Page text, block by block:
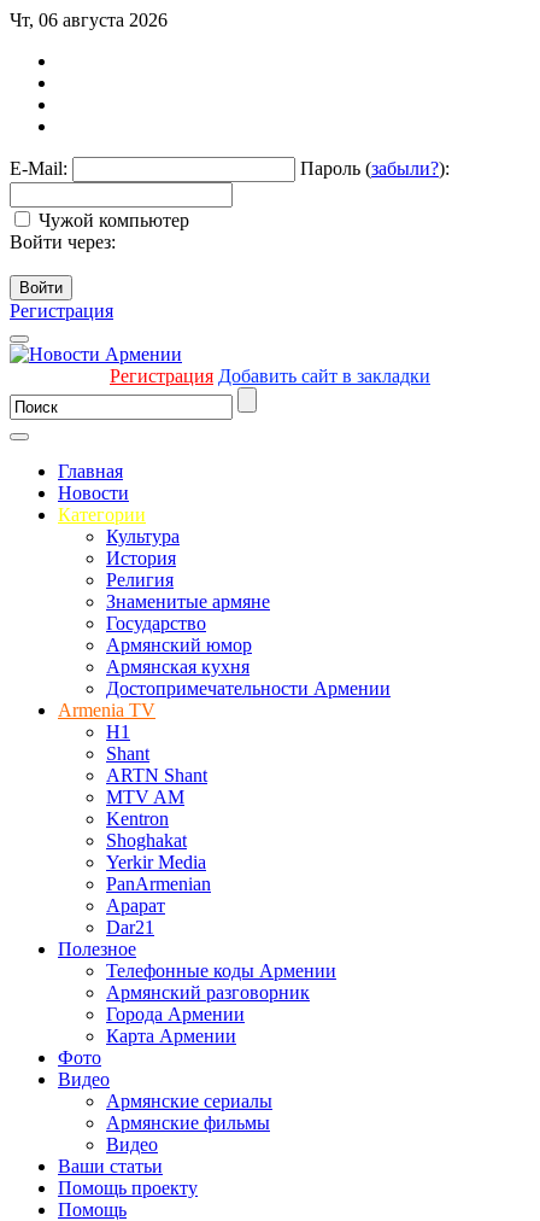
Чт, 06 августа 2026
E-Mail: Пароль (забыли?):
Чужой компьютер
Войти через:
Войти
Регистрация
Регистрация Добавить сайт в закладки
Главная
Новости
Категории
Культура
История
Религия
Знаменитые армяне
Государство
Армянский юмор
Армянская кухня
Достопримечательности Армении
Armenia TV
H1
Shant
ARTN Shant
MTV AM
Kentron
Shoghakat
Yerkir Media
PanArmenian
Арарат
Dar21
Полезное
Телефонные коды Армении
Армянский разговорник
Города Армении
Карта Армении
Фото
Видео
Армянские сериалы
Армянские фильмы
Видео
Ваши статьи
Помощь проекту
Помощь